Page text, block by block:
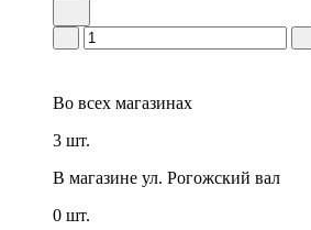
Во всех магазинах
3 шт.
В магазине ул. Рогожский вал
0 шт.